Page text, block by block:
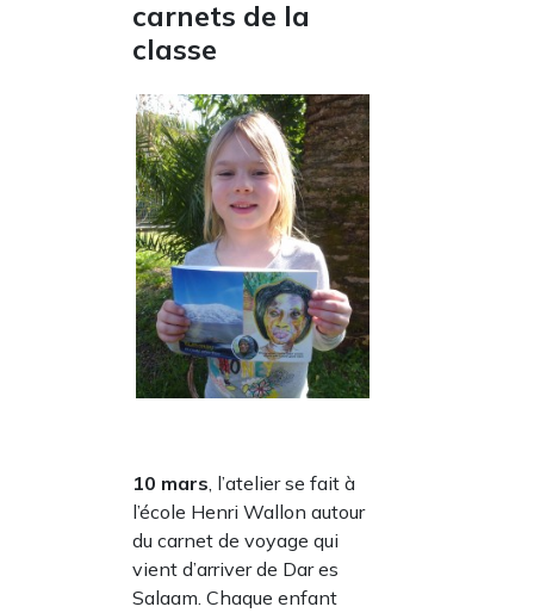
carnets de la
classe
10 mars, l’atelier se fait à
l’école Henri Wallon autour
du carnet de voyage qui
vient d’arriver de Dar es
Salaam. Chaque enfant